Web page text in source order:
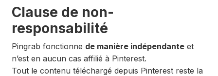
Clause de non-
responsabilité
Pingrab fonctionne de manière indépendanteet
n’est en aucun cas affilié à Pinterest.
Tout le contenu téléchargé depuis Pinterest reste la